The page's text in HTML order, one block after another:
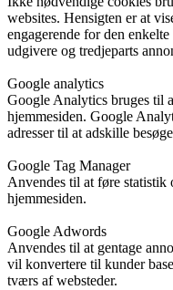
websites. Hensigten er at
engagerende for den
udgivere og tredjeparts
Google analytics
Google Analytics bruges til
hjemmesiden. Google
adresser til at adskille
Google Tag Manager
Anvendes til at føre statistik
hjemmesiden.
Google Adwords
Anvendes til at gentage
vil konvertere til kunder
tværs af websteder.